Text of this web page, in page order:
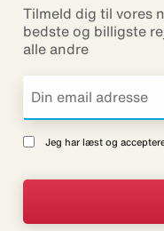
Tilmeld dig til vores
bedste og billigste
alle andre
Jeg har læst og